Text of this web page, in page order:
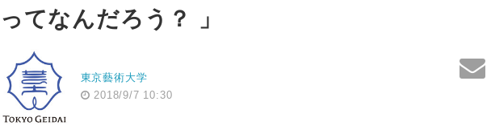
ってなんだろう？ 」
東京藝術大学
2018/9/7 10:30